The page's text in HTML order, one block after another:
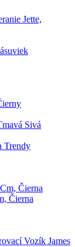
Jette,
Sivá
Trendy
Čierna
Vozík James